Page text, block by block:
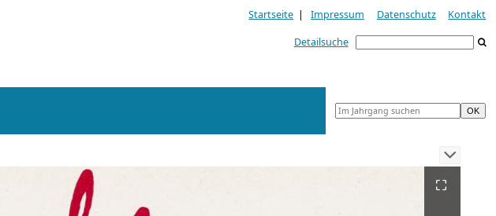
Startseite | Impressum Datenschutz
Kontakt
Detailsuche